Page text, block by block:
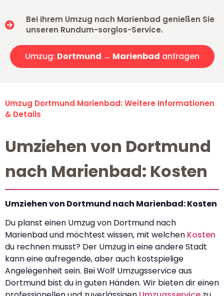
Bei Ihrem Umzug nach Marienbad genießen Sie
unseren Rundum-sorglos-Service.
Umzug: Dortmund → Marienbad anfragen
Umzug Dortmund Marienbad: Weitere Informationen
& Details
Umziehen von Dortmund
nach Marienbad: Kosten
Umziehen von Dortmund nach Marienbad: Kosten
Du planst einen Umzug von Dortmund nach
Marienbad und möchtest wissen, mit welchen Kosten
du rechnen musst? Der Umzug in eine andere Stadt
kann eine aufregende, aber auch kostspielige
Angelegenheit sein. Bei Wolf Umzugsservice aus
Dortmund bist du in guten Händen. Wir bieten dir einen